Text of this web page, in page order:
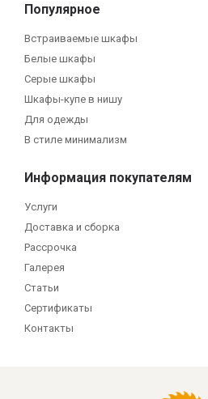
Популярное
Встраиваемые шкафы
Белые шкафы
Серые шкафы
Шкафы-купе в нишу
Для одежды
В стиле минимализм
Информация покупателям
Услуги
Доставка и сборка
Рассрочка
Галерея
Статьи
Сертификаты
Контакты